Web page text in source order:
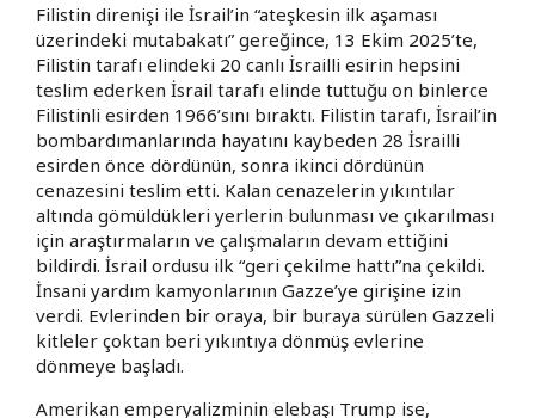
Filistin direnişi ile İsrail’in “ateşkesin ilk aşaması
üzerindeki mutabakatı” gereğince, 13 Ekim 2025’te,
Filistin tarafı elindeki 20 canlı İsrailli esirin hepsini
teslim ederken İsrail tarafı elinde tuttuğu on binlerce
Filistinli esirden 1966’sını bıraktı. Filistin tarafı, İsrail’in
bombardımanlarında hayatını kaybeden 28 İsrailli
esirden önce dördünün, sonra ikinci dördünün
cenazesini teslim etti. Kalan cenazelerin yıkıntılar
altında gömüldükleri yerlerin bulunması ve çıkarılması
için araştırmaların ve çalışmaların devam ettiğini
bildirdi. İsrail ordusu ilk “geri çekilme hattı”na çekildi.
İnsani yardım kamyonlarının Gazze’ye girişine izin
verdi. Evlerinden bir oraya, bir buraya sürülen Gazzeli
kitleler çoktan beri yıkıntıya dönmüş evlerine
dönmeye başladı.
Amerikan emperyalizminin elebaşı Trump ise,